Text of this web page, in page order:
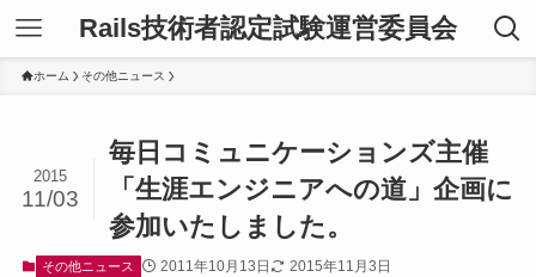
Rails技術者認定試験運営委員会
ホーム その他ニュース
毎日コミュニケーションズ主催
「生涯エンジニアへの道」企画に
参加いたしました。
2015
11/03
その他ニュース 2011年10月13日 2015年11月3日